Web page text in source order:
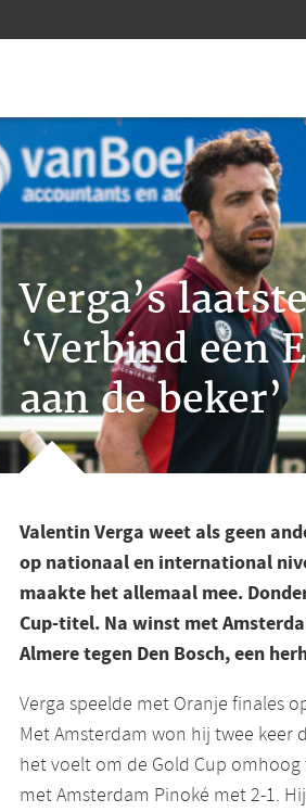
Verga’s
‘Verbind een
aan de beker’
Valentin Verga weet als geen
op nationaal en international
maakte het allemaal mee.
Cup-titel. Na winst met
Almere tegen Den Bosch, een
Verga speelde met Oranje finales
Met Amsterdam won hij twee keer
het voelt om de Gold Cup
met Amsterdam Pinoké met 2-1.